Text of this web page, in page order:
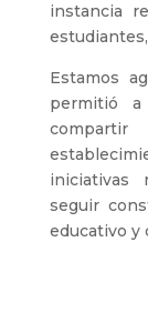
instancia
Estamos
permitió a
iniciativas
seguir
educativo y